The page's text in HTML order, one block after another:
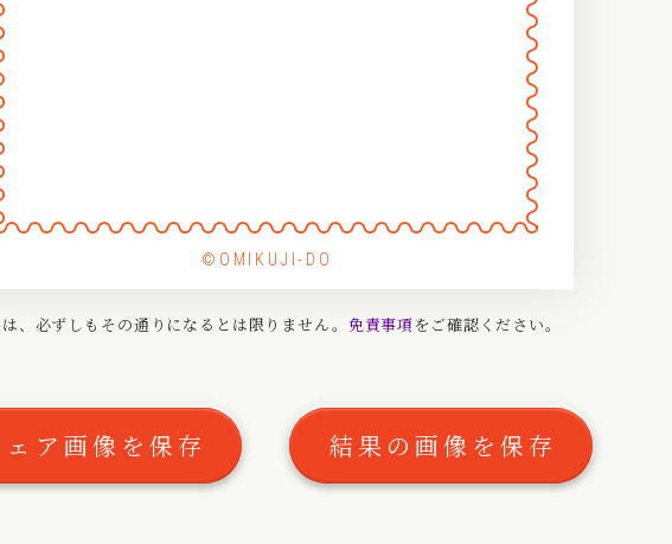
〰〰〰〰〰〰〰〰〰〰〰〰
〰
〰
〰
〰
〰
〰
〰
〰
©OMIKUJI-DO
、必ずしもその通りになるとは限りません。 免責事項をご確認ください。
ア画像を保存 結果の画像を保存